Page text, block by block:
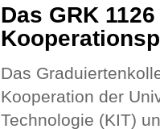
Das GRK
Das
Kooperation der
Technologie (KIT)